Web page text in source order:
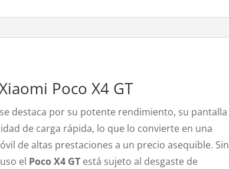
Poco X4 GT
destaca por su potente rendimiento, su pantalla
de carga rápida, lo que lo convierte en una
de altas prestaciones a un precio asequible. Sin
el Poco X4 GT está sujeto al desgaste de